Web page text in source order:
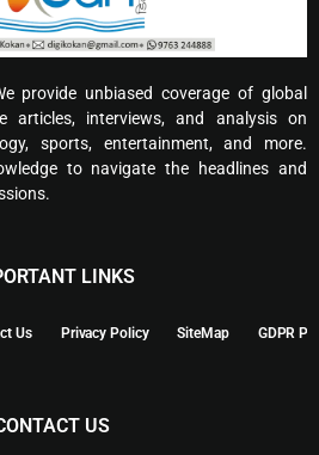
provide unbiased coverage of global
articles, interviews, and analysis on
sports, entertainment, and more.
to navigate the headlines and
LINKS
Us Privacy Policy SiteMap GDPR
US